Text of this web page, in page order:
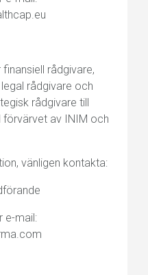
finansiell rådgivare,
rådgivare och
rådgivare till
av INIM och
vänligen kontakta:
e-mail: